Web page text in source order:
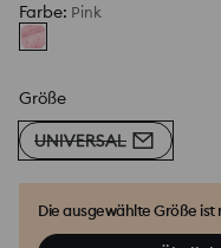
Farbe: Pink
Größe
UNIVERSAL
Die ausgewählte Größe